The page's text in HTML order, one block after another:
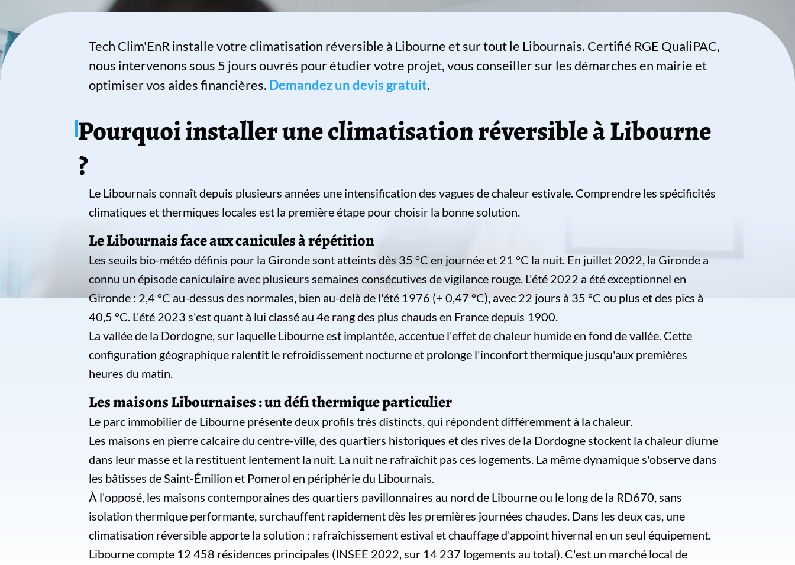
Tech Clim'EnR installe votre climatisation réversible à Libourne et sur tout le Libournais. Certifié RGE QualiPAC,
nous intervenons sous 5 jours ouvrés pour étudier votre projet, vous conseiller sur les démarches en mairie et
optimiser vos aides financières. Demandez un devis gratuit.
Pourquoi installer une climatisation réversible à Libourne
?
Le Libournais connaît depuis plusieurs années une intensification des vagues de chaleur estivale. Comprendre les spécificités
climatiques et thermiques locales est la première étape pour choisir la bonne solution.
Le Libournais face aux canicules à répétition
Les seuils bio-météo définis pour la Gironde sont atteints dès 35 °C en journée et 21 °C la nuit. En juillet 2022, la Gironde a
connu un épisode caniculaire avec plusieurs semaines consécutives de vigilance rouge. L'été 2022 a été exceptionnel en
Gironde : 2,4 °C au-dessus des normales, bien au-delà de l'été 1976 (+ 0,47 °C), avec 22 jours à 35 °C ou plus et des pics à
40,5 °C. L'été 2023 s'est quant à lui classé au 4e rang des plus chauds en France depuis 1900.
La vallée de la Dordogne, sur laquelle Libourne est implantée, accentue l'effet de chaleur humide en fond de vallée. Cette
configuration géographique ralentit le refroidissement nocturne et prolonge l'inconfort thermique jusqu'aux premières
heures du matin.
Les maisons Libournaises : un défi thermique particulier
Le parc immobilier de Libourne présente deux profils très distincts, qui répondent différemment à la chaleur.
Les maisons en pierre calcaire du centre-ville, des quartiers historiques et des rives de la Dordogne stockent la chaleur diurne
dans leur masse et la restituent lentement la nuit. La nuit ne rafraîchit pas ces logements. La même dynamique s'observe dans
les bâtisses de Saint-Émilion et Pomerol en périphérie du Libournais.
À l'opposé, les maisons contemporaines des quartiers pavillonnaires au nord de Libourne ou le long de la RD670, sans
isolation thermique performante, surchauffent rapidement dès les premières journées chaudes. Dans les deux cas, une
climatisation réversible apporte la solution : rafraîchissement estival et chauffage d'appoint hivernal en un seul équipement.
Libourne compte 12 458 résidences principales (INSEE 2022, sur 14 237 logements au total). C'est un marché local de